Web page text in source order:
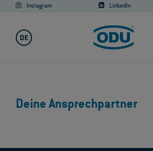
Instagram LinkedIn
DE
Deine Ansprechpartner